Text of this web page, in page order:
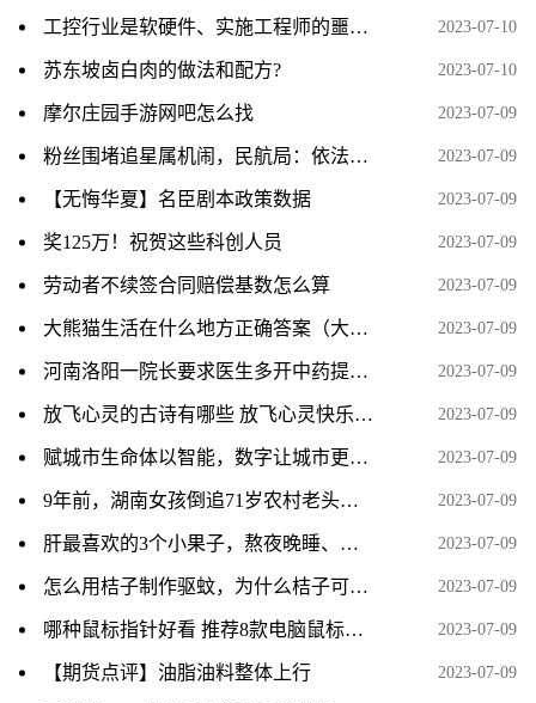
工控行业是软硬件、实施工程师的噩梦？了解后您就知道为什么了！ 2023-07-10
苏东坡卤白肉的做法和配方? 2023-07-10
摩尔庄园手游网吧怎么找 2023-07-09
粉丝围堵追星属机闹，民航局：依法从严从快从重打击机闹 2023-07-09
【无悔华夏】名臣剧本政策数据 2023-07-09
奖125万！祝贺这些科创人员 2023-07-09
劳动者不续签合同赔偿基数怎么算 2023-07-09
大熊猫生活在什么地方正确答案（大熊猫生活在什么地方） 2023-07-09
河南洛阳一院长要求医生多开中药提升收入 已被停职调查 2023-07-09
放飞心灵的古诗有哪些 放飞心灵快乐成长有关的诗句 2023-07-09
赋城市生命体以智能，数字让城市更美好 2023-07-09
9年前，湖南女孩倒追71岁农村老头，结婚后生下一子，现状如何？ 2023-07-09
肝最喜欢的3个小果子，熬夜晚睡、用眼多、操心的人尤其需要 2023-07-09
怎么用桔子制作驱蚊，为什么桔子可以驱蚊 2023-07-09
哪种鼠标指针好看 推荐8款电脑鼠标指针 2023-07-09
【期货点评】油脂油料整体上行 2023-07-09